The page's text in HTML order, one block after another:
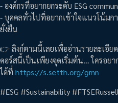
- องค์กรที่อยากยกระดับ ESG
- บุคคลทั่วไปที่อยากเข้าใจแนวโน้มก
ยั่งยืน
👉 ลิงก์ตามนี้เลยเพื่ออ่านรายละเอียด
คอร์สนี้เป็นเพียงจุดเริ่มต้น… ใครอย
ได้ที่ https://s.setth.org/gmn
#ESG #Sustainability